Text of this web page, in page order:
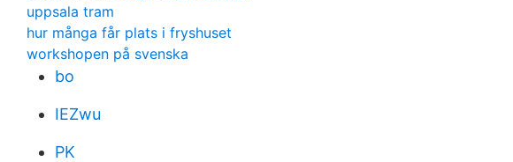
uppsala tram
hur många får plats i fryshuset
workshopen på svenska
bo
IEZwu
PK